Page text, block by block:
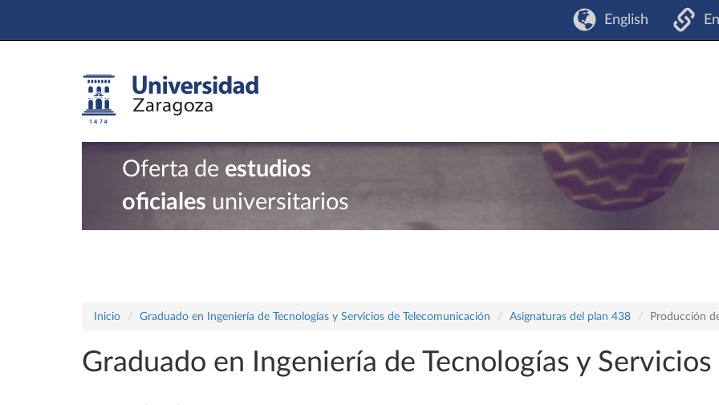
English
Oferta de estudios
oficiales universitarios
Inicio Graduado en Ingeniería de Tecnologías y Servicios de Telecomunicación Asignaturas del plan 438 Producción
Graduado en Ingeniería de Tecnologías y